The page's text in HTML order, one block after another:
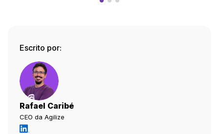
Escrito por:
Rafael Caribé
CEO da Agilize